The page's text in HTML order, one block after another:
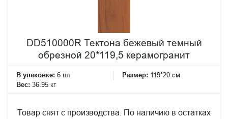
DD510000R Тектона бежевый темный
обрезной 20*119,5 керамогранит
В упаковке: 6 шт Размер: 119*20 см
Вес: 36.95 кг
Товар снят с производства. По наличию в остатках